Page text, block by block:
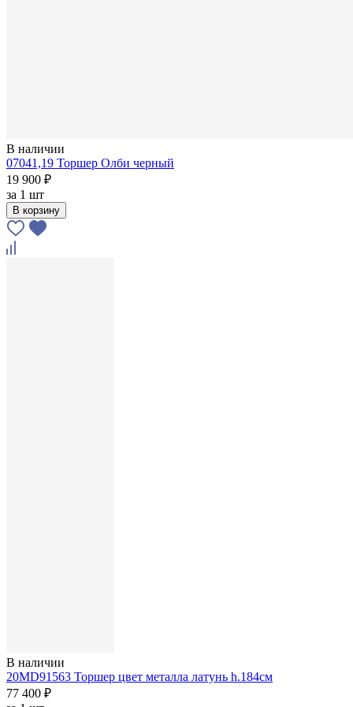
В наличии
07041,19 Торшер Олби черный
19 900 ₽
за 1 шт
В корзину
В наличии
20MD91563 Торшер цвет металла латунь h.184см
77 400 ₽